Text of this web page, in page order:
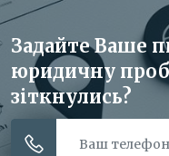
Задайте Ваше
юридичну
зіткнулись?